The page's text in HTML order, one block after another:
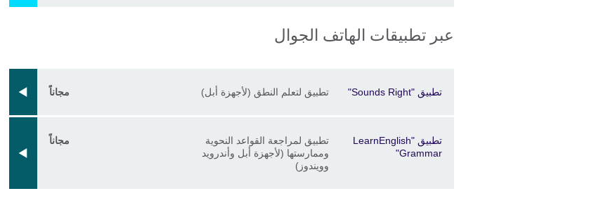
عبر تطبيقات الهاتف الجوال
تطبيق "Sounds Right"
Description
تطبيق لتعلم النطق (لأجهزة أبل)
الموقع
Price
مجاناً
تطبيق "LearnEnglish
Grammar"
Description
تطبيق لمراجعة القواعد النحوية
وممارستها (لأجهزة أبل وأندرويد
وويندوز)
الموقع
Price
مجاناً